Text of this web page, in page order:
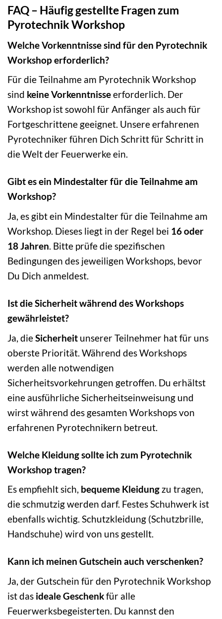
FAQ – Häufig gestellte Fragen zum
Pyrotechnik Workshop
Welche Vorkenntnisse sind für den Pyrotechnik
Workshop erforderlich?
Für die Teilnahme am Pyrotechnik Workshop
sind keine Vorkenntnisseerforderlich. Der
Workshop ist sowohl für Anfänger als auch für
Fortgeschrittene geeignet. Unsere erfahrenen
Pyrotechniker führen Dich Schritt für Schritt in
die Welt der Feuerwerke ein.
Gibt es ein Mindestalter für die Teilnahme am
Workshop?
Ja, es gibt ein Mindestalter für die Teilnahme am
Workshop. Dieses liegt in der Regel bei 16 oder
18 Jahren. Bitte prüfe die spezifischen
Bedingungen des jeweiligen Workshops, bevor
Du Dich anmeldest.
Ist die Sicherheit während des Workshops
gewährleistet?
Ja, dieSicherheit unserer Teilnehmer hat für uns
oberste Priorität. Während des Workshops
werden alle notwendigen
Sicherheitsvorkehrungen getroffen. Du erhältst
eine ausführliche Sicherheitseinweisung und
wirst während des gesamten Workshops von
erfahrenen Pyrotechnikern betreut.
Welche Kleidung sollte ich zum Pyrotechnik
Workshop tragen?
Es empfiehlt sich, bequeme Kleidung zu tragen,
die schmutzig werden darf. Festes Schuhwerk ist
ebenfalls wichtig. Schutzkleidung (Schutzbrille,
Handschuhe) wird von uns gestellt.
Kann ich meinen Gutschein auch verschenken?
Ja, der Gutschein für den Pyrotechnik Workshop
ist das ideale Geschenkfür alle
Feuerwerksbegeisterten. Du kannst den